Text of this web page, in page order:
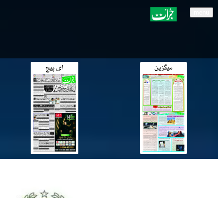
میگزین ای پیج